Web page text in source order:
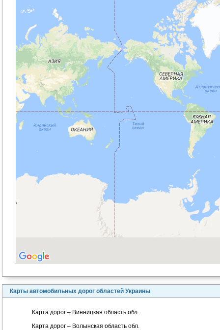
Карты автомобильных дорог областей Украины
Карта дорог – Винницкая область обл.
Карта дорог – Волынская область обл.